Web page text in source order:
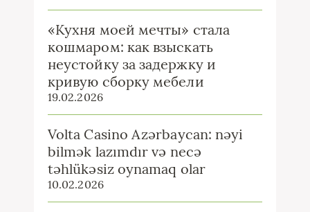
«Кухня моей мечты» стала
кошмаром: как взыскать
неустойку за задержку и
кривую сборку мебели
19.02.2026
Volta Casino Azərbaycan: nəyi
bilmək lazımdır və necə
təhlükəsiz oynamaq olar
10.02.2026